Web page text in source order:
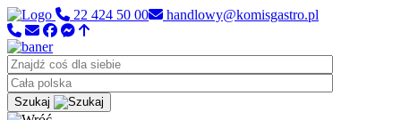
22 424 50 00 handlowy@komisgastro.pl
Szukaj